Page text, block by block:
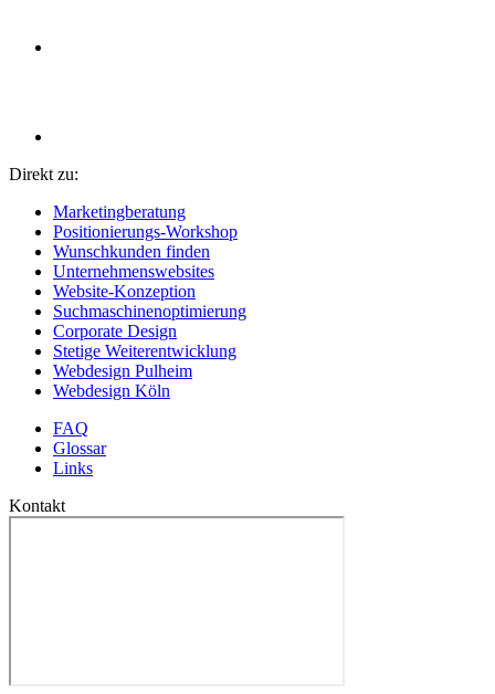
Direkt zu:
Marketingberatung
Positionierungs-Workshop
Wunschkunden finden
Unternehmenswebsites
Website-Konzeption
Suchmaschinenoptimierung
Corporate Design
Stetige Weiterentwicklung
Webdesign Pulheim
Webdesign Köln
FAQ
Glossar
Links
Kontakt